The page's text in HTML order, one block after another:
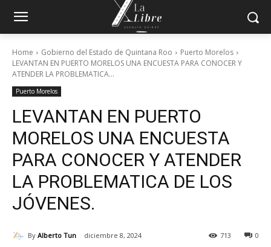
Home Gobierno del Estado de Quintana Roo
Puerto Morelos
LEVANTAN EN PUERTO MORELOS UNA ENCUESTA PARA CONOCER Y
ATENDER LA PROBLEMATICA...
Puerto Morelos
LEVANTAN EN PUERTO
MORELOS UNA ENCUESTA
PARA CONOCER Y ATENDER
LA PROBLEMATICA DE LOS
JÓVENES.
By Alberto Tun diciembre 8, 2024 0
713